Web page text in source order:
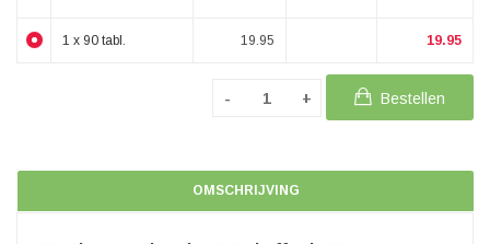
1 x 90 tabl. 19.95 19.95
Bestellen
OMSCHRIJVING